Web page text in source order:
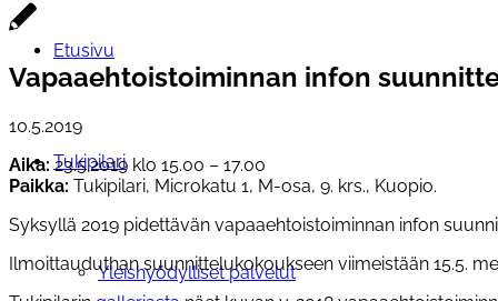
Etusivu
Tukipilari
Yleishyödylliset palvelut
Vapaaehtoistoiminnan infon
10.5.2019
Aika: 23.5.2019 klo 15.00 – 17.00
Paikka: Tukipilari, Microkatu 1, M-osa, 9. krs., Kuopio.
Syksyllä 2019 pidettävän vapaaehtoistoiminnan infon
Ilmoittauduthan suunnittelukokoukseen viimeistään 15.5.